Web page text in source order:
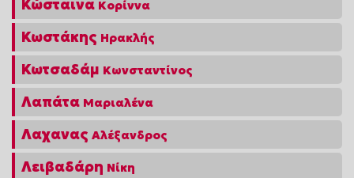
Κώσταινα Κορίννα
Κωστάκης Ηρακλής
Κωτσαδάμ Κωνσταντίνος
Λαπάτα Μαριαλένα
Λαχανας Αλέξανδρος
Λειβαδάρη Νίκη